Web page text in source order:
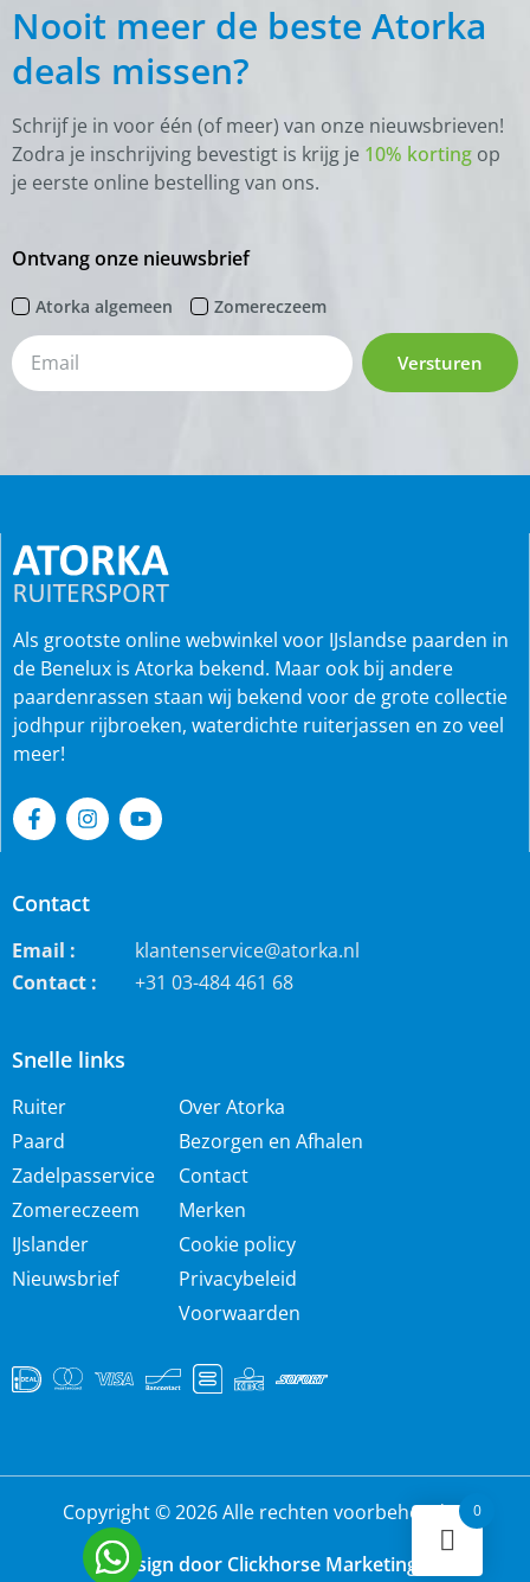
Nooit meer de beste Atorka
deals missen?
Schrijf je in voor één (of meer) van onze nieuwsbrieven!
Zodra je inschrijving bevestigt is krijg je 10% korting op
je eerste online bestelling van ons.
Ontvang onze nieuwsbrief
Atorka algemeen Zomereczeem
Versturen
Snelle links
Ruiter
Paard
Zadelpasservice
Zomereczeem
IJslander
Nieuwsbrief
Over Atorka
Bezorgen en Afhalen
Contact
Merken
Cookie policy
Privacybeleid
Voorwaarden
Als grootste online webwinkel voor IJslandse paarden in
de Benelux is Atorka bekend. Maar ook bij andere
paardenrassen staan wij bekend voor de grote collectie
jodhpur rijbroeken, waterdichte ruiterjassen en zo veel
meer!
Contact
Email :
klantenservice@atorka.nl
Contact :
+31 03-484 461 68
Copyright © 2026 Alle rechten voorbehouden
Design door Clickhorse Marketing
0